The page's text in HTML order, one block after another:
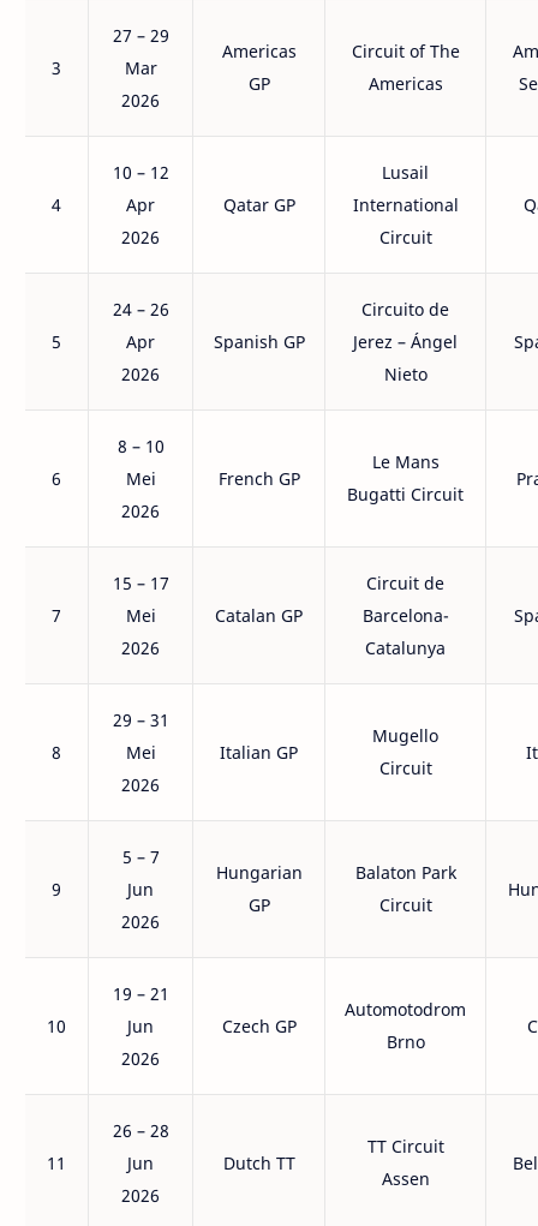
3
27 – 29
Mar
2026
Americas
GP
Circuit of The
Americas
4
10 – 12
Apr
2026
Qatar GP
Lusail
International
Circuit
5
24 – 26
Apr
2026
Spanish GP
Circuito de
Jerez – Ángel
Nieto
6
8 – 10
Mei
2026
French GP
Le Mans
Bugatti Circuit
7
15 – 17
Mei
2026
Catalan GP
Circuit de
Barcelona-
Catalunya
8
29 – 31
Mei
2026
Italian GP
Mugello
Circuit
9
5 – 7
Jun
2026
Hungarian
GP
Balaton Park
Circuit
10
19 – 21
Jun
2026
Czech GP
Automotodrom
Brno
11
26 – 28
Jun
2026
Dutch TT
TT Circuit
Assen